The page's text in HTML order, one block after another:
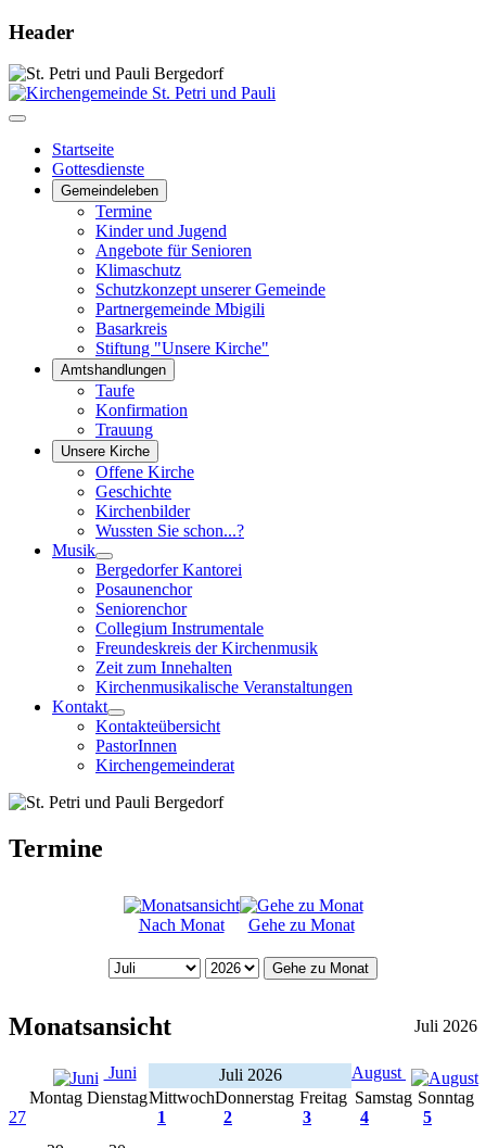
Header
Startseite
Gottesdienste
Gemeindeleben
Termine
Kinder und Jugend
Angebote für Senioren
Klimaschutz
Schutzkonzept unserer Gemeinde
Partnergemeinde Mbigili
Basarkreis
Stiftung "Unsere Kirche"
Amtshandlungen
Taufe
Konfirmation
Trauung
Unsere Kirche
Offene Kirche
Geschichte
Kirchenbilder
Wussten Sie schon...?
Musik
Bergedorfer Kantorei
Posaunenchor
Seniorenchor
Collegium Instrumentale
Freundeskreis der Kirchenmusik
Zeit zum Innehalten
Kirchenmusikalische Veranstaltungen
Kontakt
Kontakteübersicht
PastorInnen
Kirchengemeinderat
Termine
Nach Monat Gehe zu Monat
Gehe zu Monat
Monatsansicht Juli 2026
Juni Juli 2026
August
Montag DienstagMittwochDonnerstag Freitag Samstag Sonntag
27
1 2 3 4 5